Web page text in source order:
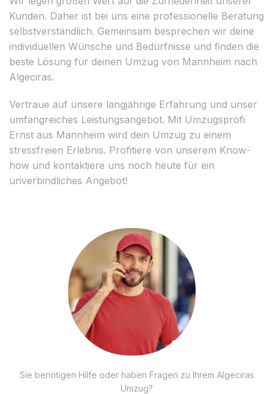
Kunden. Daher ist bei uns eine professionelle Beratung
selbstverständlich. Gemeinsam besprechen wir deine
individuellen Wünsche und Bedürfnisse und finden die
beste Lösung für deinen Umzug von Mannheim nach
Algeciras.
Vertraue auf unsere langjährige Erfahrung und unser
umfangreiches Leistungsangebot. Mit Umzugsprofi
Ernst aus Mannheim wird dein Umzug zu einem
stressfreien Erlebnis. Profitiere von unserem Know-
how und kontaktiere uns noch heute für ein
unverbindliches Angebot!
Sie benötigen Hilfe oder haben Fragen zu Ihrem Algeciras
Umzug?